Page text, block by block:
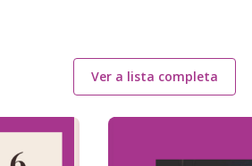
Ver a lista completa